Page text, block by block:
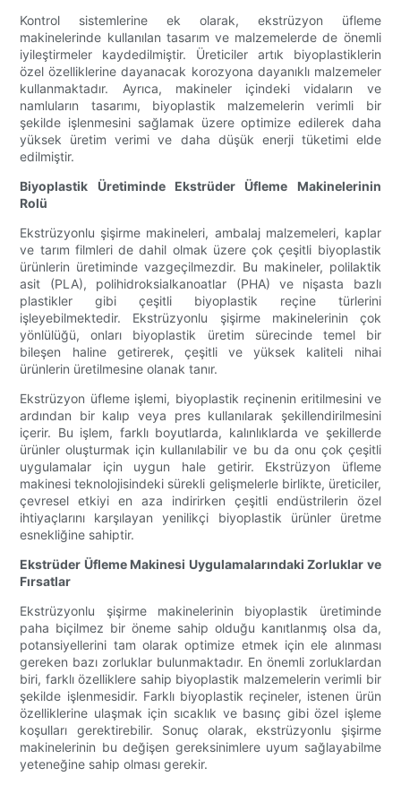
Kontrol sistemlerine ek olarak, ekstrüzyon üfleme
makinelerinde kullanılan tasarım ve malzemelerde de önemli
iyileştirmeler kaydedilmiştir. Üreticiler artık biyoplastiklerin
özel özelliklerine dayanacak korozyona dayanıklı malzemeler
kullanmaktadır. Ayrıca, makineler içindeki vidaların ve
namluların tasarımı, biyoplastik malzemelerin verimli bir
şekilde işlenmesini sağlamak üzere optimize edilerek daha
yüksek üretim verimi ve daha düşük enerji tüketimi elde
edilmiştir.
Biyoplastik Üretiminde Ekstrüder Üfleme Makinelerinin
Rolü
Ekstrüzyonlu şişirme makineleri, ambalaj malzemeleri, kaplar
ve tarım filmleri de dahil olmak üzere çok çeşitli biyoplastik
ürünlerin üretiminde vazgeçilmezdir. Bu makineler, polilaktik
asit (PLA), polihidroksialkanoatlar (PHA) ve nişasta bazlı
plastikler gibi çeşitli biyoplastik reçine türlerini
işleyebilmektedir. Ekstrüzyonlu şişirme makinelerinin çok
yönlülüğü, onları biyoplastik üretim sürecinde temel bir
bileşen haline getirerek, çeşitli ve yüksek kaliteli nihai
ürünlerin üretilmesine olanak tanır.
Ekstrüzyon üfleme işlemi, biyoplastik reçinenin eritilmesini ve
ardından bir kalıp veya pres kullanılarak şekillendirilmesini
içerir. Bu işlem, farklı boyutlarda, kalınlıklarda ve şekillerde
ürünler oluşturmak için kullanılabilir ve bu da onu çok çeşitli
uygulamalar için uygun hale getirir. Ekstrüzyon üfleme
makinesi teknolojisindeki sürekli gelişmelerle birlikte, üreticiler,
çevresel etkiyi en aza indirirken çeşitli endüstrilerin özel
ihtiyaçlarını karşılayan yenilikçi biyoplastik ürünler üretme
esnekliğine sahiptir.
Ekstrüder Üfleme Makinesi Uygulamalarındaki Zorluklar ve
Fırsatlar
Ekstrüzyonlu şişirme makinelerinin biyoplastik üretiminde
paha biçilmez bir öneme sahip olduğu kanıtlanmış olsa da,
potansiyellerini tam olarak optimize etmek için ele alınması
gereken bazı zorluklar bulunmaktadır. En önemli zorluklardan
biri, farklı özelliklere sahip biyoplastik malzemelerin verimli bir
şekilde işlenmesidir. Farklı biyoplastik reçineler, istenen ürün
özelliklerine ulaşmak için sıcaklık ve basınç gibi özel işleme
koşulları gerektirebilir. Sonuç olarak, ekstrüzyonlu şişirme
makinelerinin bu değişen gereksinimlere uyum sağlayabilme
yeteneğine sahip olması gerekir.